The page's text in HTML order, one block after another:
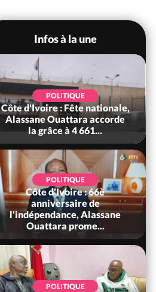
Infos à la une
POLITIQUE
Cameroun : 61 jours
d'absence de Biya, Hiram
Iyodi appelle le conseil
const...
POLITIQUE
Côte d'Ivoire : Fin de la
pagaille au PDCI-RDA,
Lessiehi bannit les
mouveme...
SOCIÉTÉ